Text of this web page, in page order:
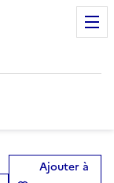
Ajouter à